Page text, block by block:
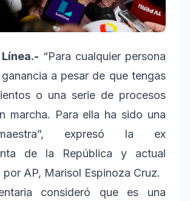
“Para cualquier persona
a pesar de que tengas
o una serie de procesos
marcha. Para ella ha sido una
expresó la ex
de la República y actual
AP, Marisol Espinoza Cruz.
consideró que es una